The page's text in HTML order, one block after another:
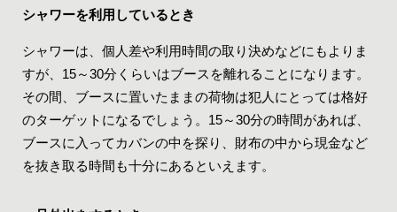
シャワーを利用しているとき
シャワーは、個人差や利用時間の取り決めなどにもよりま
すが、15～30分くらいはブースを離れることになります。
その間、ブースに置いたままの荷物は犯人にとっては格好
のターゲットになるでしょう。15～30分の時間があれば、
ブースに入ってカバンの中を探り、財布の中から現金など
を抜き取る時間も十分にあるといえます。